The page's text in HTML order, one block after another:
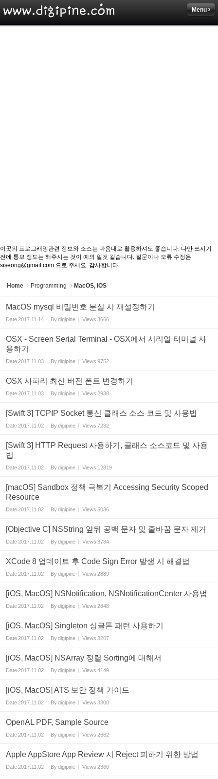
Menu
이곳의 프로그래밍관련 정보와 소스는 마음대로 활용하셔도 좋습니다. 다만 쓰시기
전에 통보 정도는 해주시는 것이 예의 일것 같습니다. 질문이나 오류 수정은
siseong@gmail.com 으로 주세요. 감사합니다.
Home Programming MacOS, iOS
MacOS mysql 비밀번호 분실 시 재설정하기
Date2017.11.14 Bydigipine Views 3666
OSX - Screen Serial Terminal - OSX에서 시리얼 터미널 사
용하기
Date2017.11.03 Bydigipine Views 9752
OSX 사파리 최신 버전 폰트 변경하기
Date2017.11.03 Bydigipine Views 2938
[Swift 3] TCPIP Socket 통신 클래스 소스 코드 및 사용법
Date2017.11.02 Bydigipine Views 7232
[Swift 3] HTTP Request 사용하기, 클래스 소스코드 및 사용
법
Date2017.11.02 Bydigipine Views 12819
[macOS] Sandbox 정책 극복기 Accessing Security Scoped
Resource
Date2017.11.02 Bydigipine Views 5036
[Objective C] NSString 앞뒤 공백 문자 및 줄바꿈 문자 제거
Date2017.11.02 Bydigipine Views 3784
XCode 8 업데이트 후 Code Sign Error 발생 시 해결법
Date2017.11.02 Bydigipine Views 2889
[iOS, MacOS] NSNotification, NSNotificationCenter 사용법
Date2017.11.02 Bydigipine Views 2848
[iOS, MacOS] Singleton 싱글톤 패턴 사용하기
Date2017.11.02 Bydigipine Views 3207
[iOS, MacOS] NSArray 정렬 Sorting에 대해서
Date2017.11.02 Bydigipine Views 4149
[iOS, MacOS] ATS 보안 정책 가이드
Date2017.11.02 Bydigipine Views 3300
OpenAL PDF, Sample Source
Date2017.11.02 Bydigipine Views 2662
Apple AppStore App Review 시 Reject 피하기 위한 방법
Date2017.11.02 Bydigipine Views 2360
Sketchbook5, 스케치북5